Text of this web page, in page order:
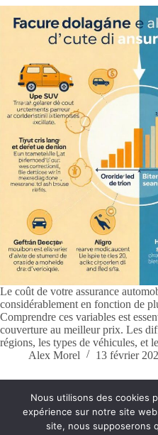
Le coût de votre assurance
considérablement en fonction de
Comprendre ces variables est
couverture au meilleur prix. Les
régions, les types de véhicules, et
Alex Morel
13 février
Conditions
Nous utilisons des cookies
expérience sur notre site
site, nous supposerons